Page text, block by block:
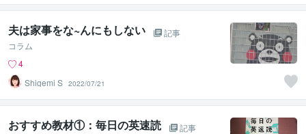
夫は家事をな~んにもしない
記事
コラム
4
Shigemi S 2022/07/21
おすすめ教材①：毎日の英速読
記事